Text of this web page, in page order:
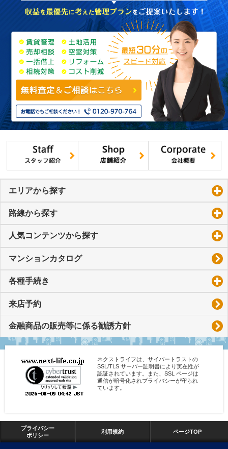
エリアから探す
路線から探す
人気コンテンツから探す
マンションカタログ
各種手続き
来店予約
金融商品の販売等に係る勧誘方針
ネクストライフは、サイバートラストの
SSL/TLS サーバー証明書により実在性が
認証されています。また、SSL ページは
通信が暗号化されプライバシーが守られ
ています。
プライバシー
ポリシー
利用規約 ページTOP